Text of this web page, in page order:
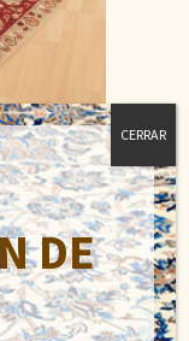
€El
precio
actual
es:
DE
CERRAR